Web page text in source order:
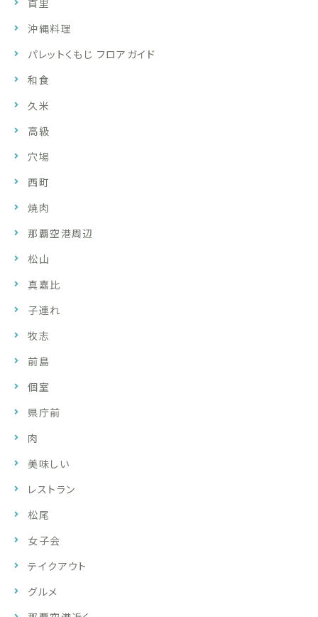
首里
沖縄料理
パレットくもじ フロアガイド
和食
久米
高級
穴場
西町
焼肉
那覇空港周辺
松山
真嘉比
子連れ
牧志
前島
個室
県庁前
肉
美味しい
レストラン
松尾
女子会
テイクアウト
グルメ